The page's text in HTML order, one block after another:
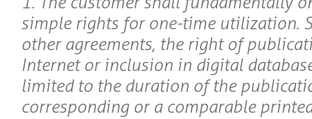
simple rights for one-time utilization.
other agreements, the right of
Internet or inclusion in digital
limited to the duration of the
corresponding or a comparable